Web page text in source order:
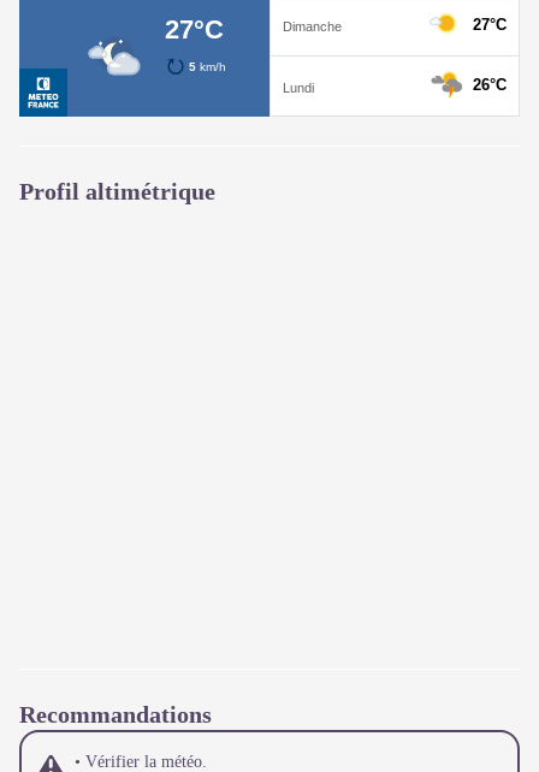
Profil altimétrique
Recommandations
• Vérifier la météo.